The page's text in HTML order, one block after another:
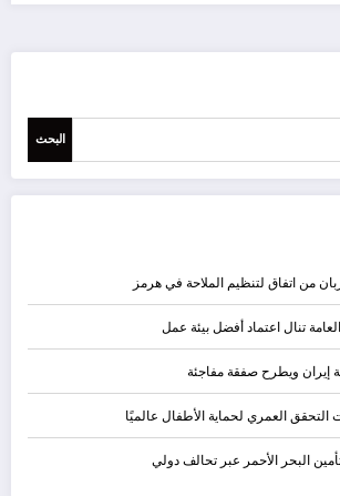
البحث
من اتفاق لتنظيم الملاحة في هرمز
تنال اعتماد أفضل بيئة عمل
إيران ويطرح صفقة مفاجئة
العمري لحماية الأطفال عالميًا
البحر الأحمر عبر تحالف دولي